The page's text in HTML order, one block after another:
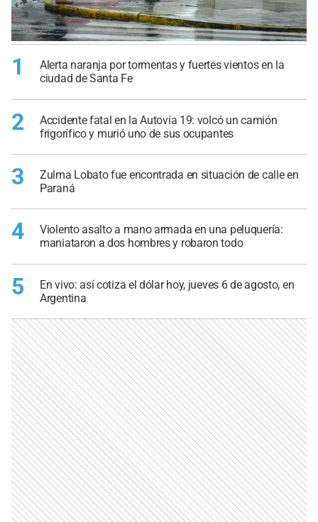
1
Alerta naranja por tormentas y fuertes vientos en la
ciudad de Santa Fe
2
Accidente fatal en la Autovía 19: volcó un camión
frigorífico y murió uno de sus ocupantes
3
Zulma Lobato fue encontrada en situación de calle en
Paraná
4
Violento asalto a mano armada en una peluquería:
maniataron a dos hombres y robaron todo
5
En vivo: así cotiza el dólar hoy, jueves 6 de agosto, en
Argentina